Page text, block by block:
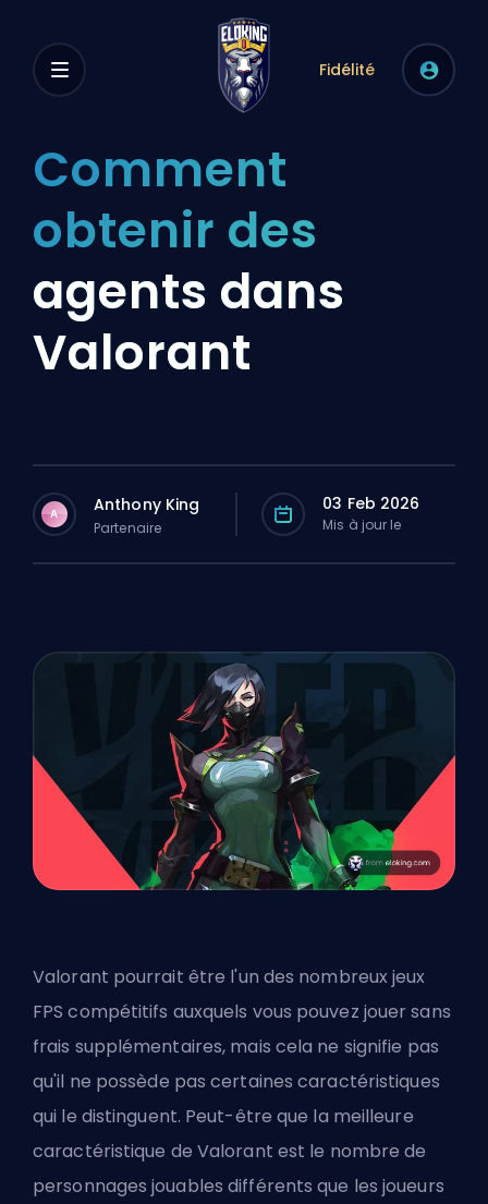
Fidélité
Comment
obtenir des
agents dans
Valorant
A Anthony King
Partenaire
03 Feb 2026
Mis à jour le
Valorant pourrait être l'un des nombreux jeux
FPS compétitifs auxquels vous pouvez jouer sans
frais supplémentaires, mais cela ne signifie pas
qu'il ne possède pas certaines caractéristiques
qui le distinguent. Peut-être que la meilleure
caractéristique de Valorant est le nombre de
personnages jouables différents que les joueurs